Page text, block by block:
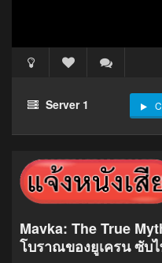
Server 1
Mavka: The True
โบราณของยูเครน ซับ